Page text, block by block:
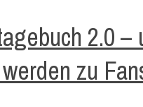
2.0 –
zu